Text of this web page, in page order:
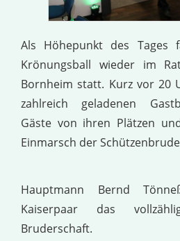
Als Höhepunkt des Tages
Krönungsball wieder im
Bornheim statt. Kurz vor 20
zahlreich geladenen
Gäste von ihren Plätzen
Einmarsch der
Hauptmann Bernd
Kaiserpaar das
Bruderschaft.